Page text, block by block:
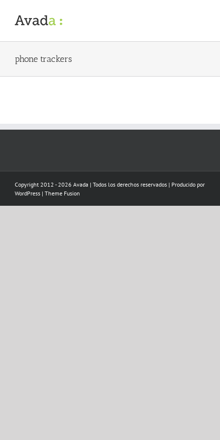
content
phone trackers
Copyright 2012 - 2026 Avada | Todos los derechos reservados | Producido por
WordPress | Theme Fusion